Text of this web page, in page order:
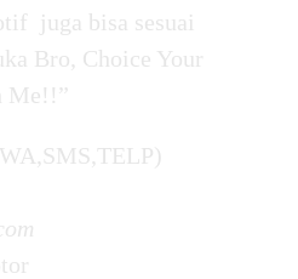
juga bisa sesuai
Bro, Choice Your
Me!!”